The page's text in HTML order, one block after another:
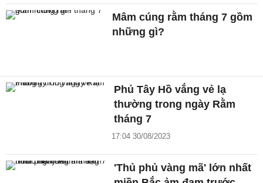
Mâm cúng rằm tháng 7 gồm
những gì?
Phủ Tây Hồ vắng vẻ lạ
thường trong ngày Rằm
tháng 7
17:04 30/08/2023
'Thủ phủ vàng mã' lớn nhất